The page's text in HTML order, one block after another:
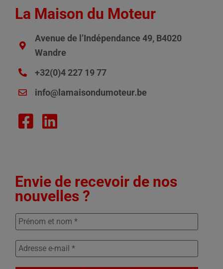
La Maison du Moteur
Avenue de l’Indépendance 49, B4020
Wandre
+32(0)4 227 19 77
info@lamaisondumoteur.be
Envie de recevoir de nos
nouvelles ?